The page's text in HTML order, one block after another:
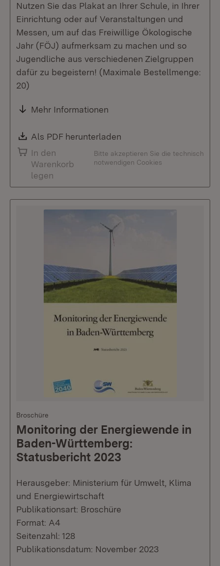
Nutzen Sie das Plakat an Ihrer Schule, in Ihrer
Einrichtung oder auf Veranstaltungen und
Messen, um auf das Freiwillige Ökologische
Jahr (FÖJ) aufmerksam zu machen und so
Jugendliche aus verschiedenen Zielgruppen
dafür zu begeistern! (Maximale Bestellmenge:
20)
Mehr Informationen
Download:
Als PDF herunterladen
In den
Warenkorb
legen
Bitte akzeptieren Sie die technisch
notwendigen Cookies
Broschüre
Monitoring der Energiewende in
Baden-Württemberg:
Statusbericht 2023
Herausgeber: Ministerium für Umwelt, Klima
und Energiewirtschaft
Publikationsart: Broschüre
Format: A4
Seitenzahl: 128
Publikationsdatum: November 2023